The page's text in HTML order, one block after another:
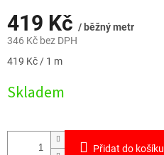
419 Kč / běžný metr
346 Kč bez DPH
Měrná
419 Kč / 1 m
Skladem
Přidat do košíku